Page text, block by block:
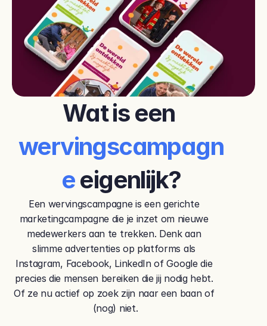
wervingscampagn
e eigenlijk?
Een wervingscampagne is een gerichte
marketingcampagne die je inzet om nieuwe
medewerkers aan te trekken. Denk aan
slimme advertenties op platforms als
Instagram, Facebook, LinkedIn of Google die
precies die mensen bereiken die jij nodig hebt.
Of ze nu actief op zoek zijn naar een baan of
(nog) niet.